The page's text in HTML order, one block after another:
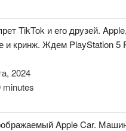
TikTok и его друзей.
и кринж. Ждем PlayStation 5
2024
minutes
Apple Car.